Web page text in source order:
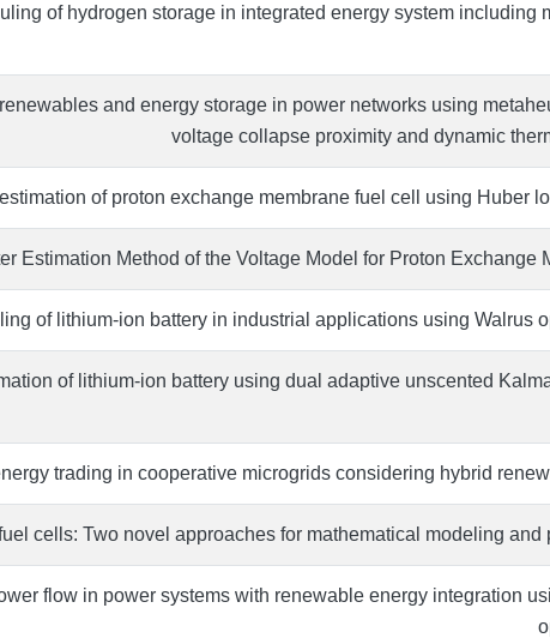
of hydrogen storage in integrated energy system including
and energy storage in power networks using
voltage collapse proximity and dynamic
of proton exchange membrane fuel cell using Huber
Estimation Method of the Voltage Model for Proton Exchange
of lithium-ion battery in industrial applications using Walrus
of lithium-ion battery using dual adaptive unscented
trading in cooperative microgrids considering hybrid
cells: Two novel approaches for mathematical modeling and
flow in power systems with renewable energy integration